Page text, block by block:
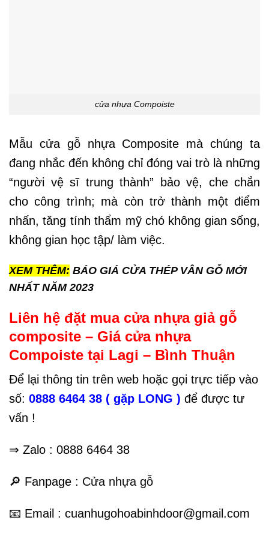
cửa nhựa Compoiste
Mẫu cửa gỗ nhựa Composite mà chúng ta
đang nhắc đến không chỉ đóng vai trò là những
“người vệ sĩ trung thành” bảo vệ, che chắn
cho công trình; mà còn trở thành một điểm
nhấn, tăng tính thẩm mỹ chó không gian sống,
không gian học tập/ làm việc.
XEM THÊM: BÁO GIÁ CỬA THÉP VÂN GỖ MỚI
NHẤT NĂM 2023
Liên hệ đặt mua cửa nhựa giả gỗ
composite – Giá cửa nhựa
Compoiste tại Lagi – Bình Thuận
Để lại thông tin trên web hoặc gọi trực tiếp vào
số: 0888 6464 38 ( gặp LONG ) để được tư
vấn !
⇒ Zalo : 0888 6464 38
🔎 Fanpage : Cửa nhựa gỗ
📧 Email : cuanhugohoabinhdoor@gmail.com